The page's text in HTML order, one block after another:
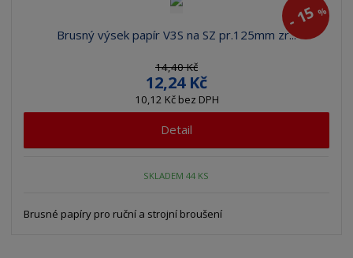
-15%
Brusný výsek papír V3S na SZ pr.125mm zr...
14,40 Kč
12,24 Kč
10,12 Kč bez DPH
Detail
SKLADEM 44 KS
Brusné papíry pro ruční a strojní broušení